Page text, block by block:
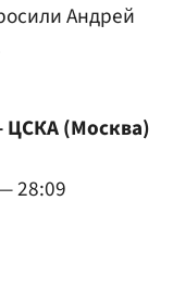
Андрей
ЦСКА (Москва)
28:09